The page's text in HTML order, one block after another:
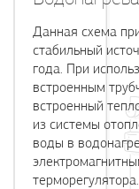
Данная схема
стабильный
года. При
встроенным
встроенный
из системы
воды в
терморегулятора.